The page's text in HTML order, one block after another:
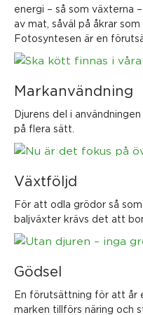
energi – så som växterna
av mat, såväl på åkrar
Fotosyntesen är en
Markanvändning
Djurens del i
på flera sätt.
Växtföljd
För att odla grödor så
baljväxter krävs det att
Gödsel
En förutsättning för att år
marken tillförs näring och